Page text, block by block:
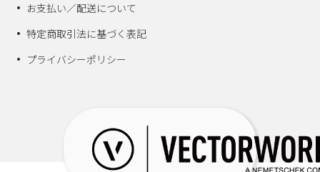
お支払い／配送について
特定商取引法に基づく表記
プライバシーポリシー